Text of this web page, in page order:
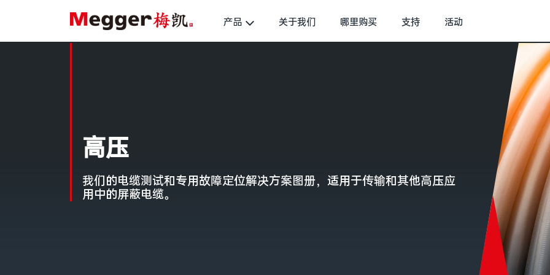
产品 关于我们 哪里购买 支持 活动
高压
我们的电缆测试和专用故障定位解决方案图册，适用于传输和其他高压应
用中的屏蔽电缆。